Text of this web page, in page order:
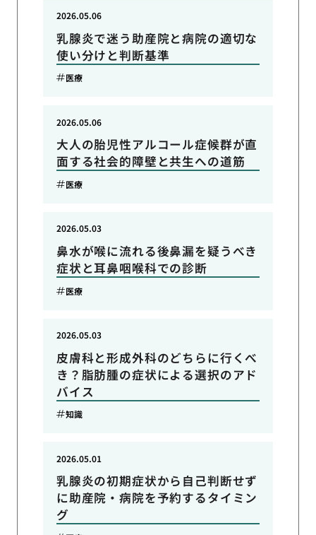
乳腺炎で迷う助産院と病院の適切な
使い分けと判断基準
2026.05.06
医療
大人の胎児性アルコール症候群が直
面する社会的障壁と共生への道筋
2026.05.06
医療
鼻水が喉に流れる後鼻漏を疑うべき
症状と耳鼻咽喉科での診断
2026.05.03
医療
皮膚科と形成外科のどちらに行くべ
き？脂肪腫の症状による選択のアド
バイス
2026.05.03
知識
乳腺炎の初期症状から自己判断せず
に助産院・病院を予約するタイミン
グ
2026.05.01